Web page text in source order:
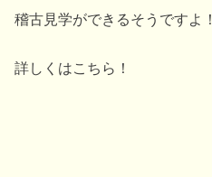
稽古見学ができるそうですよ！
詳しくはこちら！